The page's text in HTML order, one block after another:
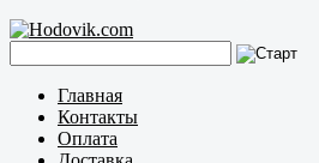
Главная
Контакты
Оплата